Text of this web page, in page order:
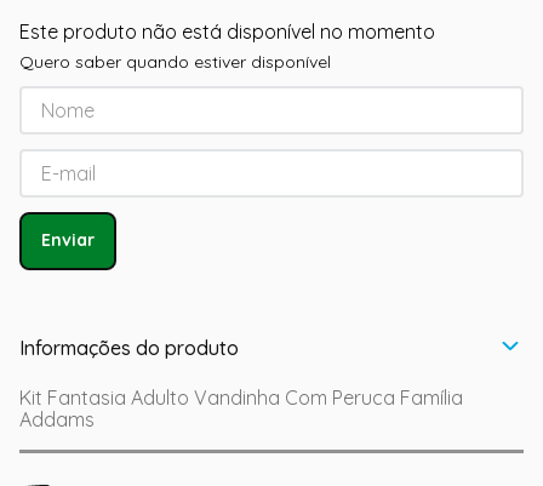
Este produto não está disponível no momento
Quero saber quando estiver disponível
Enviar
Informações do produto
Kit Fantasia Adulto Vandinha Com Peruca Família
Addams